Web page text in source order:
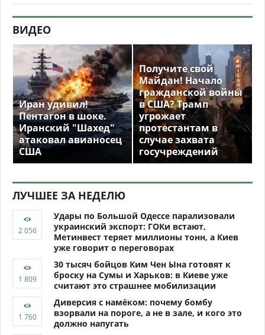
ВИДЕО
Иран удивил!
Пентагон в шоке.
Иранский "Шахед"
атаковал авианосец
США
Получите свой
Майдан! Начало
гражданской войны
в США? Трамп
угрожает
протестантам в
случае захвата
госучреждений
ЛУЧШЕЕ ЗА НЕДЕЛЮ
Удары по Большой Одессе парализовали
украинский экспорт: ГОКи встают,
Метинвест теряет миллионы тонн, а Киев
уже говорит о переговорах
30 тысяч бойцов Ким Чен Ына готовят к
броску на Сумы и Харьков: в Киеве уже
считают это страшнее мобилизации
Диверсия с намёком: почему бомбу
взорвали на пороге, а не в зале, и кого это
должно напугать